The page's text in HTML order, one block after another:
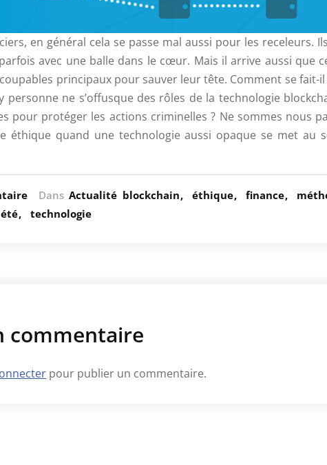
en général cela se passe mal aussi pour les receleurs.
avec une balle dans le cœur. Mais il arrive aussi que
principaux pour sauver leur tête. Comment se fait-
personne ne s’offusque des rôles de la technologie
pour protéger les actions criminelles ? Ne sommes nous
éthique quand une technologie aussi opaque se met au
Dans Actualité blockchain éthique finance
technologie
commentaire
pour publier un commentaire.